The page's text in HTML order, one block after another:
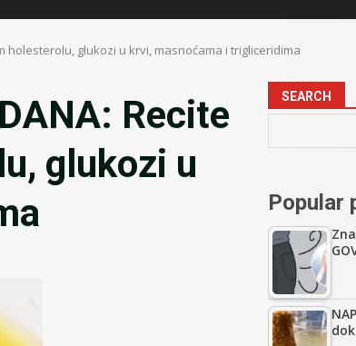
holesterolu, glukozi u krvi, masnoćama i trigliceridima
Recite
glukozi u
SEARCH
Popular